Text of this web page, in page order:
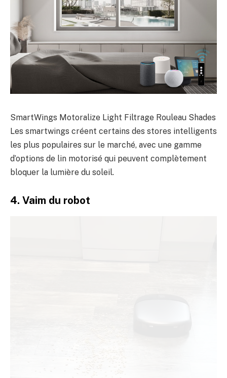
SmartWings Motoralize Light Filtrage Rouleau Shades
Les smartwings créent certains des stores intelligents
les plus populaires sur le marché, avec une gamme
d’options de lin motorisé qui peuvent complètement
bloquer la lumière du soleil.
4. Vaim du robot